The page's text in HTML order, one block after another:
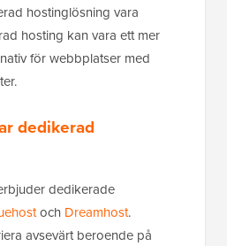
hostinglösning vara
hosting kan vara ett mer
för webbplatser med
dedikerad
dedikerade
och Dreamhost.
avsevärt beroende på